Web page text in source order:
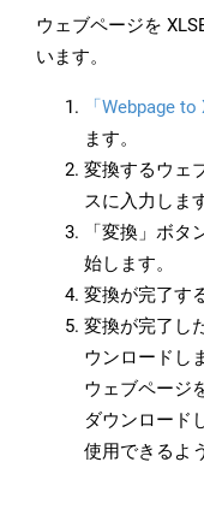
ウェブページを
います。
「Webpage to
ます。
変換するウェ
スに入力しま
「変換」ボ
始します。
変換が完了す
変換が完了し
ウンロードし
ウェブページ
ダウンロード
使用できるよ